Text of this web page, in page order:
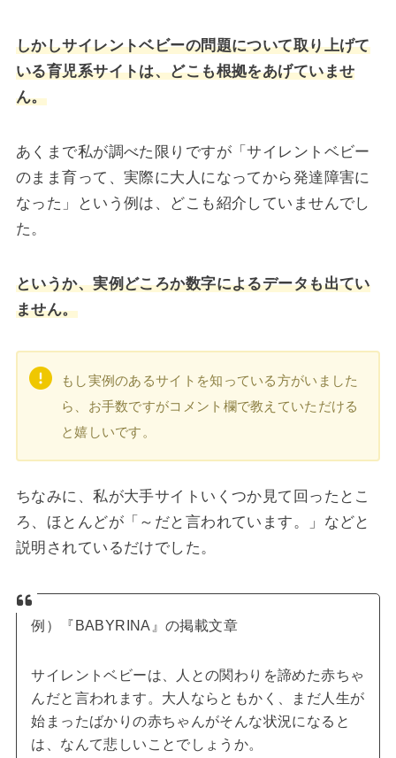
しかしサイレントベビーの問題について取り上げて
いる育児系サイトは、どこも根拠をあげていませ
ん。
あくまで私が調べた限りですが「サイレントベビー
のまま育って、実際に大人になってから発達障害に
なった」という例は、どこも紹介していませんでし
た。
というか、実例どころか数字によるデータも出てい
ません。
もし実例のあるサイトを知っている方がいました
ら、お手数ですがコメント欄で教えていただける
と嬉しいです。
ちなみに、私が大手サイトいくつか見て回ったとこ
ろ、ほとんどが「～だと言われています。」などと
説明されているだけでした。
例）『BABYRINA』の掲載文章
サイレントベビーは、人との関わりを諦めた赤ちゃ
んだと言われます。大人ならともかく、まだ人生が
始まったばかりの赤ちゃんがそんな状況になると
は、なんて悲しいことでしょうか。